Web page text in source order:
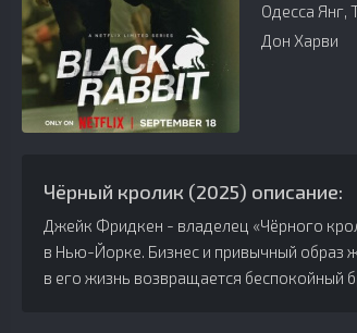
Одесса Янг,
Дон Харви
Чёрный кролик (2025) описание:
Джейк Фридкен - владелец «Чёрного
в Нью-Йорке. Бизнес и привычный образ
в его жизнь возвращается беспокойный